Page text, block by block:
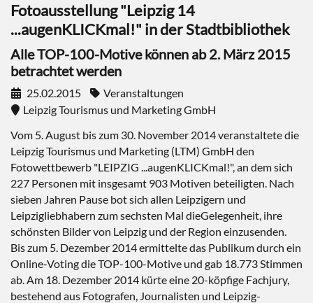
Fotoausstellung "Leipzig 14
...augenKLICKmal!" in der Stadtbibliothek
Alle TOP-100-Motive können ab 2. März 2015
betrachtet werden
25.02.2015
Veranstaltungen
Leipzig Tourismus und Marketing GmbH
Vom 5. August bis zum 30. November 2014 veranstaltete die
Leipzig Tourismus und Marketing (LTM) GmbH den
Fotowettbewerb "LEIPZIG ...augenKLICKmal!", an dem sich
227 Personen mit insgesamt 903 Motiven beteiligten. Nach
sieben Jahren Pause bot sich allen Leipzigern und
Leipzigliebhabern zum sechsten Mal dieGelegenheit, ihre
schönsten Bilder von Leipzig und der Region einzusenden.
Bis zum 5. Dezember 2014 ermittelte das Publikum durch ein
Online-Voting die TOP-100-Motive und gab 18.773 Stimmen
ab. Am 18. Dezember 2014 kürte eine 20-köpfige Fachjury,
bestehend aus Fotografen, Journalisten und Leipzig-